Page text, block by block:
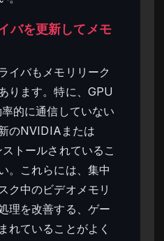
バを更新してメモ
イバもメモリリーク
ります。特に、GPU
的に通信していない
のNVIDIAまたは
トールされているこ
。これらには、集中
ク中のビデオメモリ
理を改善する、ゲー
れていることがよく